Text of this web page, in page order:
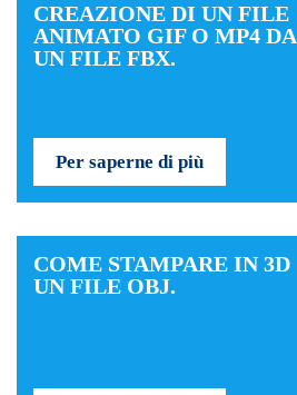
CREAZIONE DI UN FILE
ANIMATO GIF O MP4 DA
UN FILE FBX.
Per saperne di più
COME STAMPARE IN 3D
UN FILE OBJ.